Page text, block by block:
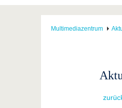
Partnerschaften &
Strukturwandel
Multimediazentrum